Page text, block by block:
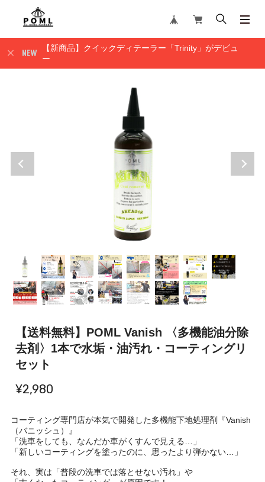
【新商品】クイックディテーラー「Trinity」がデビュ
ー
【送料無料】POML Vanish 〈多機能油分除
去剤〉1本で水垢・油汚れ・コーティングリ
セット
¥2,980
コーティング専門店が本気で開発した多機能下地処理剤『Vanish
（バニッシュ）』
「洗車をしても、なんだか車がくすんで見える…」
「新しいコーティングを塗ったのに、思ったより弾かない…」
それ、実は「普段の洗車では落とせない汚れ」や